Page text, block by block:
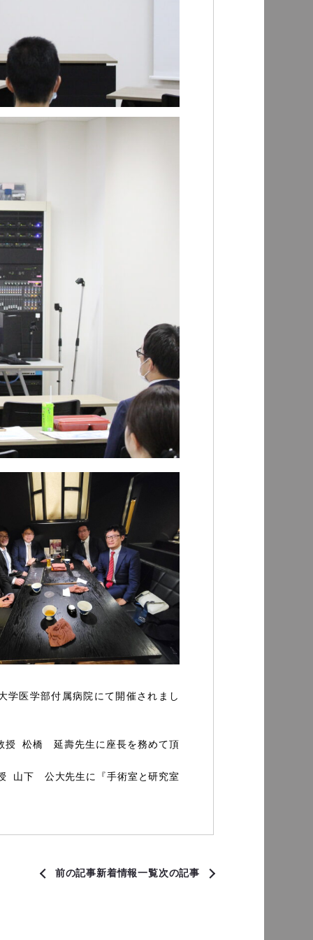
医学部付属病院にて開催されまし
松橋　延壽先生に座長を務めて頂
山下　公大先生に『手術室と研究室
前の記事 次の記事
新着情報一覧